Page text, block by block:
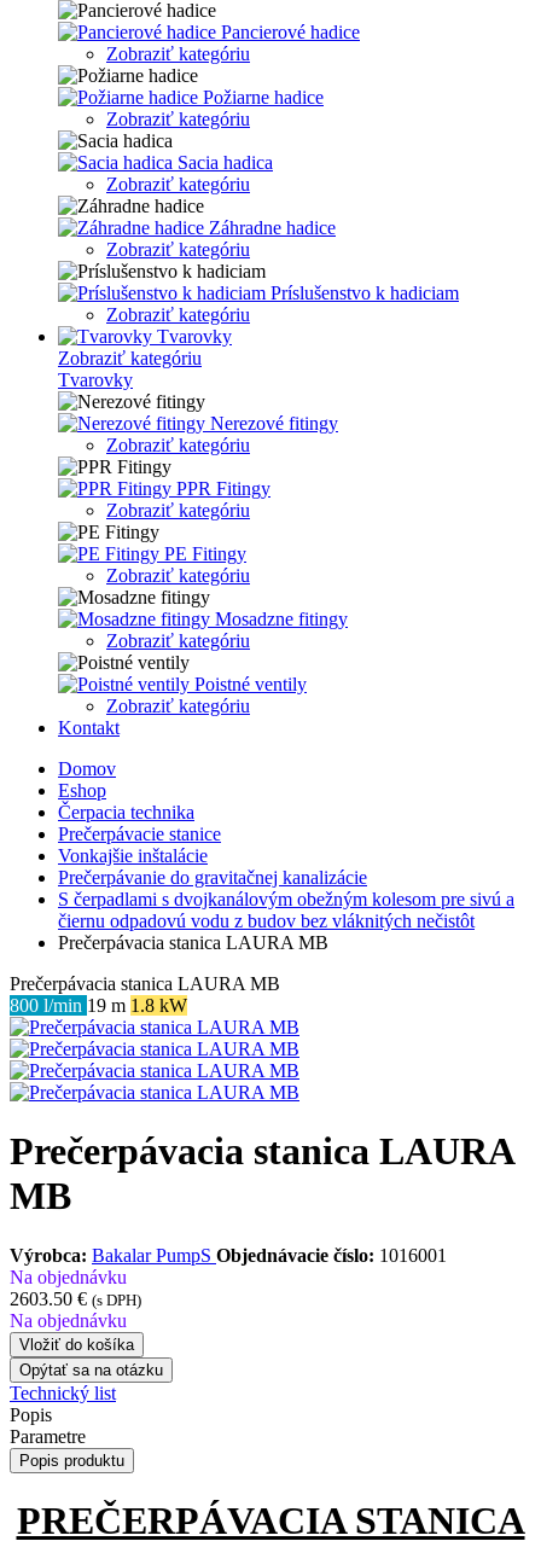
Pancierové hadice
Zobraziť kategóriu
Požiarne hadice
Zobraziť kategóriu
Sacia hadica
Zobraziť kategóriu
Záhradne hadice
Zobraziť kategóriu
Príslušenstvo k hadiciam
Zobraziť kategóriu
Tvarovky
Zobraziť kategóriu
Tvarovky
Nerezové fitingy
Zobraziť kategóriu
PPR Fitingy
Zobraziť kategóriu
PE Fitingy
Zobraziť kategóriu
Mosadzne fitingy
Zobraziť kategóriu
Poistné ventily
Zobraziť kategóriu
Kontakt
Domov
Eshop
Čerpacia technika
Prečerpávacie stanice
Vonkajšie inštalácie
Prečerpávanie do gravitačnej kanalizácie
S čerpadlami s dvojkanálovým obežným kolesom pre sivú a
čiernu odpadovú vodu z budov bez vláknitých nečistôt
Prečerpávacia stanica LAURA MB
Prečerpávacia stanica LAURA MB
800 l/min 19 m 1.8 kW
Prečerpávacia stanica LAURA
MB
Výrobca: Bakalar PumpS Objednávacie číslo: 1016001
Na objednávku
2603.50 € (s DPH)
Na objednávku
Vložiť do košíka
Opýtať sa na otázku
Technický list
Popis
Parametre
Popis produktu
PREČERPÁVACIA STANICA